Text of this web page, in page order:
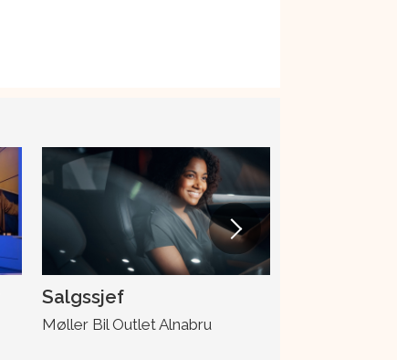
Salgssjef
Møller Bil Outlet Alnabru